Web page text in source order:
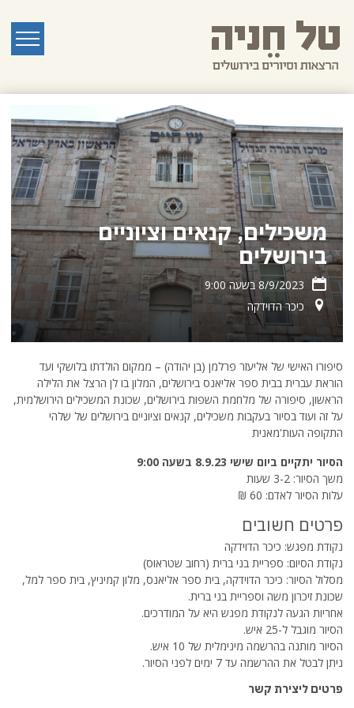
לתוכן
הראשי
תפריט
משכילים, קנאים וציוניים
בירושלים
כיכר הדוידקה
סיפורו האישי של אליעזר פרלמן (בן יהודה) – ממקום הולדתו בלושקי ועד
הוראת עברית בבית ספר אליאנס בירושלים, המלון בו לן הרצל את הלילה
הראשון, סיפורה של מלחמת השפות בירושלים, שכונת המשכילים הירושלמית,
על זה ועוד בסיור בעקבות משכילים, קנאים וציוניים בירושלים של שלהי
התקופה העות'מאנית
הסיור יתקיים ביום שישי 8.9.23 בשעה 9:00
משך הסיור: 3-2 שעות
עלות הסיור לאדם: 60 ₪
פרטים חשובים
נקודת מפגש: כיכר הדוידקה
נקודת הסיום: ספריית בני ברית (רחוב שטראוס)
מסלול הסיור: כיכר הדוידקה, בית ספר אליאנס, מלון קמיניץ, בית ספר למל,
שכונת זיכרון משה וספריית בני ברית.
אחריות הגעה לנקודת מפגש היא על המודרכים.
הסיור מוגבל ל-25 איש.
הסיור מותנה בהרשמה מינימלית של 10 איש.
ניתן לבטל את ההרשמה עד 7 ימים לפני הסיור.
פרטים ליצירת קשר